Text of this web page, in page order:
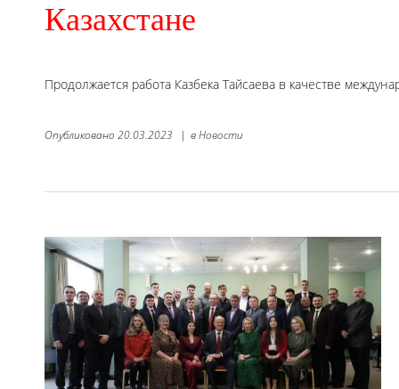
Казахстане
Продолжается работа Казбека Тайсаева в качестве
Опубликовано 20.03.2023 | вНовости